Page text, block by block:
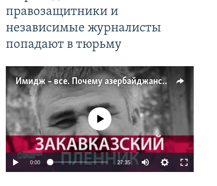
правозащитники и
независимые журналисты
попадают в тюрьму
Имидж – все. Почему азербайджанские правозащитники и независимые журналисты попадают в тюрьму
No media source currently available
0:00 27:35